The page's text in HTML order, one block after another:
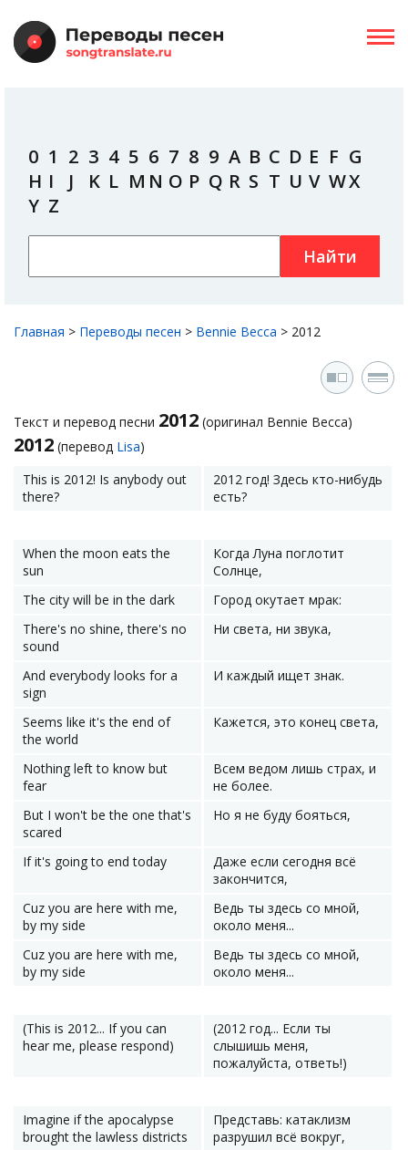
0 1 2 3 4 5 6 7 8 9 A B C D E F G
H I J K L M N O P Q R S T U V WX
Y Z
Найти
Главная > Переводы песен > Bennie Becca > 2012
Текст и перевод песни 2012 (оригинал Bennie Becca)
2012 (перевод Lisa)
This is 2012! Is anybody out
there?
2012 год! Здесь кто-нибудь
есть?
When the moon eats the
sun
Когда Луна поглотит
Солнце,
The city will be in the dark
Город окутает мрак:
There's no shine, there's no
sound
Ни света, ни звука,
And everybody looks for a
sign
И каждый ищет знак.
Seems like it's the end of
the world
Кажется, это конец света,
Nothing left to know but
fear
Всем ведом лишь страх, и
не более.
But I won't be the one that's
scared
Но я не буду бояться,
If it's going to end today
Даже если сегодня всё
закончится,
Cuz you are here with me,
by my side
Ведь ты здесь со мной,
около меня...
Cuz you are here with me,
by my side
Ведь ты здесь со мной,
около меня...
(This is 2012... If you can
hear me, please respond)
(2012 год... Если ты
слышишь меня,
пожалуйста, ответь!)
Imagine if the apocalypse
brought the lawless districts
Представь: катаклизм
разрушил всё вокруг,